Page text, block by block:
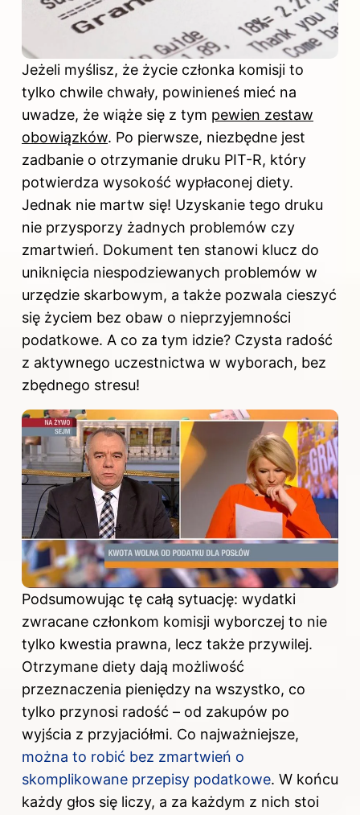
Jeżeli myślisz, że życie członka komisji to
tylko chwile chwały, powinieneś mieć na
uwadze, że wiąże się z tym pewien zestaw
obowiązków. Po pierwsze, niezbędne jest
zadbanie o otrzymanie druku PIT-R, który
potwierdza wysokość wypłaconej diety.
Jednak nie martw się! Uzyskanie tego druku
nie przysporzy żadnych problemów czy
zmartwień. Dokument ten stanowi klucz do
uniknięcia niespodziewanych problemów w
urzędzie skarbowym, a także pozwala cieszyć
się życiem bez obaw o nieprzyjemności
podatkowe. A co za tym idzie? Czysta radość
z aktywnego uczestnictwa w wyborach, bez
zbędnego stresu!
Podsumowując tę całą sytuację: wydatki
zwracane członkom komisji wyborczej to nie
tylko kwestia prawna, lecz także przywilej.
Otrzymane diety dają możliwość
przeznaczenia pieniędzy na wszystko, co
tylko przynosi radość – od zakupów po
wyjścia z przyjaciółmi. Co najważniejsze,
można to robić bez zmartwień o
skomplikowane przepisy podatkowe. W końcu
każdy głos się liczy, a za każdym z nich stoi